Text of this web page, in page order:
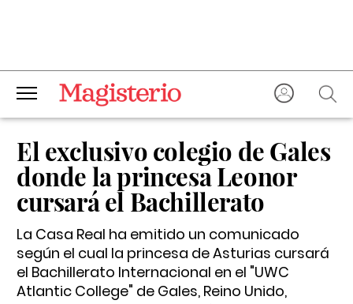
El exclusivo colegio de Gales
donde la princesa Leonor
cursará el Bachillerato
La Casa Real ha emitido un comunicado
según el cual la princesa de Asturias cursará
el Bachillerato Internacional en el "UWC
Atlantic College" de Gales, Reino Unido,